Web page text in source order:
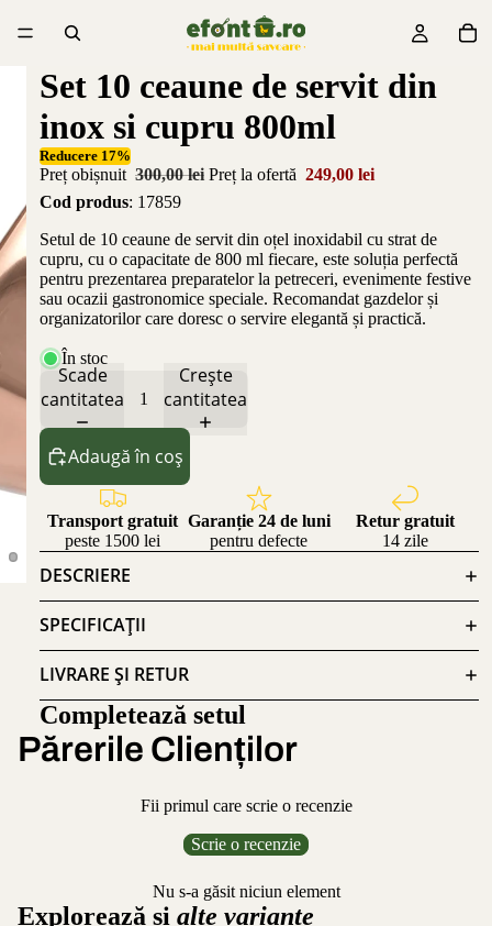
Set 10 ceaune de servit din
inox si cupru 800ml
Reducere 17%
Preț obișnuit 300,00 lei Preț la ofertă 249,00 lei
Cod produs: 17859
Setul de 10 ceaune de servit din oțel inoxidabil cu strat de
cupru, cu o capacitate de 800 ml fiecare, este soluția perfectă
pentru prezentarea preparatelor la petreceri, evenimente festive
sau ocazii gastronomice speciale. Recomandat gazdelor și
organizatorilor care doresc o servire elegantă și practică.
În stoc
Scade
cantitatea
Crește
cantitatea
Adaugă în coș
Transport gratuit
peste 1500 lei
Garanție 24 de luni
pentru defecte
Retur gratuit
14 zile
DESCRIERE
SPECIFICAȚII
LIVRARE ȘI RETUR
Completează setul
Părerile Clienților
Fii primul care scrie o recenzie
Scrie o recenzie
Nu s-a găsit niciun element
Explorează și alte variante